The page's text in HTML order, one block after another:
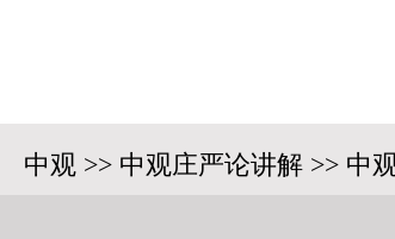
中观 >> 中观庄严论讲解 >> 中